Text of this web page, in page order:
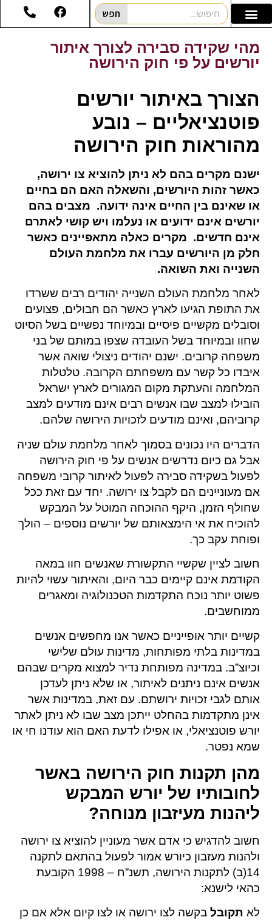
חפש
מהי שקידה סבירה לצורך איתור
יורשים על פי חוק הירושה
הצורך באיתור יורשים
פוטנציאליים – נובע
מהוראות חוק הירושה
ישנם מקרים בהם לא ניתן להוציא צו ירושה,
כאשר זהות היורשים, והשאלה האם הם בחיים
או שאינם בין החיים אינה ידועה. מצבים בהם
יורשים אינם ידועים או נעלמו ויש קושי לאתרם
אינם חדשים. מקרים כאלה מתאפיינים כאשר
חלק מן היורשים עברו את מלחמת העולם
השנייה ואת השואה.
לאחר מלחמת העולם השנייה יהודים רבים ששרדו
את התופת הגיעו לארץ כאשר הם חבולים, פצועים
וסובלים מקשיים פיסיים ובמיוחד נפשיים בשל הסיוט
שחוו ובמיוחד בשל העובדה שצפו במותם של בני
משפחה קרובים. ישנם יהודים ניצולי שואה אשר
איבדו כל קשר עם משפחתם הקרובה. טלטלות
המלחמה והעתקת מקום המגורים לארץ ישראל
הובילו למצב שבו אנשים רבים אינם מודעים למצב
קרוביהם, ואינם מודעים לזכויות הירושה שלהם.
הדברים היו נכונים בסמוך לאחר מלחמת עולם שניה
אבל גם כיום נדרשים אנשים על פי חוק הירושה
לפעול בשקידה סבירה לפעול לאיתור קרובי משפחה
אם מעוניינים הם לקבל צו ירושה. יחד עם זאת ככל
שחולף הזמן, היקף ההוכחה המוטל על המבקש
להוכיח את אי הימצאותם של יורשים נוספים – הולך
ופוחת עקב כך.
חשוב לציין שקשיי התקשורת שאנשים חוו במאה
הקודמת אינם קיימים כבר היום, והאיתור עשוי להיות
פשוט יותר נוכח התקדמות הטכנולוגיה ומאגרים
ממוחשבים.
קשיים יותר אופייניים כאשר אנו מחפשים אנשים
במדינות בלתי מפותחות, מדינות עולם שלישי
וכיוצ”ב. במדינה מפותחת נדיר למצוא מקרים שבהם
אנשים אינם ניתנים לאיתור, או שלא ניתן לעדכן
אותם לגבי זכויות ירושתם. עם זאת, במדינות אשר
אינן מתקדמות בהחלט ייתכן מצב שבו לא ניתן לאתר
יורש פוטנציאלי, או אפילו לדעת האם הוא עודנו חי או
שמא נפטר.
מהן תקנות חוק הירושה באשר
לחובותיו של יורש המבקש
ליהנות מעיזבון מנוחה?
חשוב להדגיש כי אדם אשר מעוניין להוציא צו ירושה
ולהנות מעזבון כיורש אמור לפעול בהתאם לתקנה
14(ב) לתקנות הירושה, תשנ”ח – 1998 הקובעת
כהאי לישנא:
לא תקובל בקשה לצו ירושה או לצו קיום אלא אם כן